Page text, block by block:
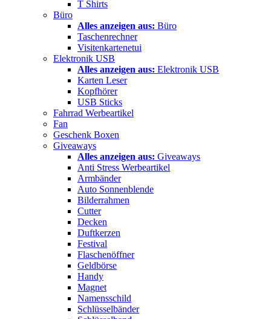
T Shirts
Büro
Alles anzeigen aus: Büro
Taschenrechner
Visitenkartenetui
Elektronik USB
Alles anzeigen aus: Elektronik USB
Karten Leser
Kopfhörer
USB Sticks
Fahrrad Werbeartikel
Fan
Geschenk Boxen
Giveaways
Alles anzeigen aus: Giveaways
Anti Stress Werbeartikel
Armbänder
Auto Sonnenblende
Bilderrahmen
Cutter
Decken
Duftkerzen
Festival
Flaschenöffner
Geldbörse
Handy
Magnet
Namensschild
Schlüsselbänder